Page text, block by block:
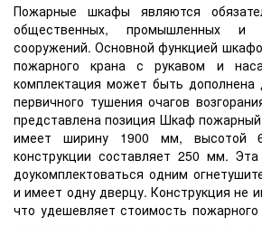
Пожарные шкафы являются
общественных, промышленных
сооружений. Основной функцией
пожарного крана с рукавом и
комплектация может быть дополнена
первичного тушения очагов
представлена позиция Шкаф
имеет ширину 1900 мм, высотой
конструкции составляет 250 мм.
доукомплектоваться одним
и имеет одну дверцу. Конструкция не
что удешевляет стоимость